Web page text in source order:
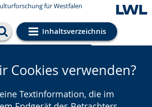
für Westfalen
Inhaltsverzeichnis
Cookie-Einstellungen
Cookies verwenden?
Textinformation, die im